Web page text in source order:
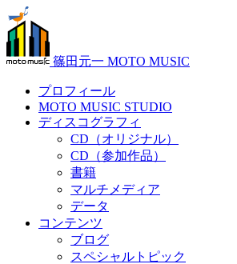
篠田元一 MOTO MUSIC
プロフィール
MOTO MUSIC STUDIO
ディスコグラフィ
CD（オリジナル）
CD（参加作品）
書籍
マルチメディア
データ
コンテンツ
ブログ
スペシャルトピック